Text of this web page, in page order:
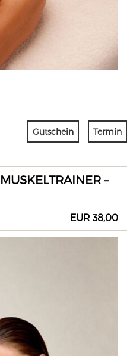
Gutschein Termin
–
EUR 38,00